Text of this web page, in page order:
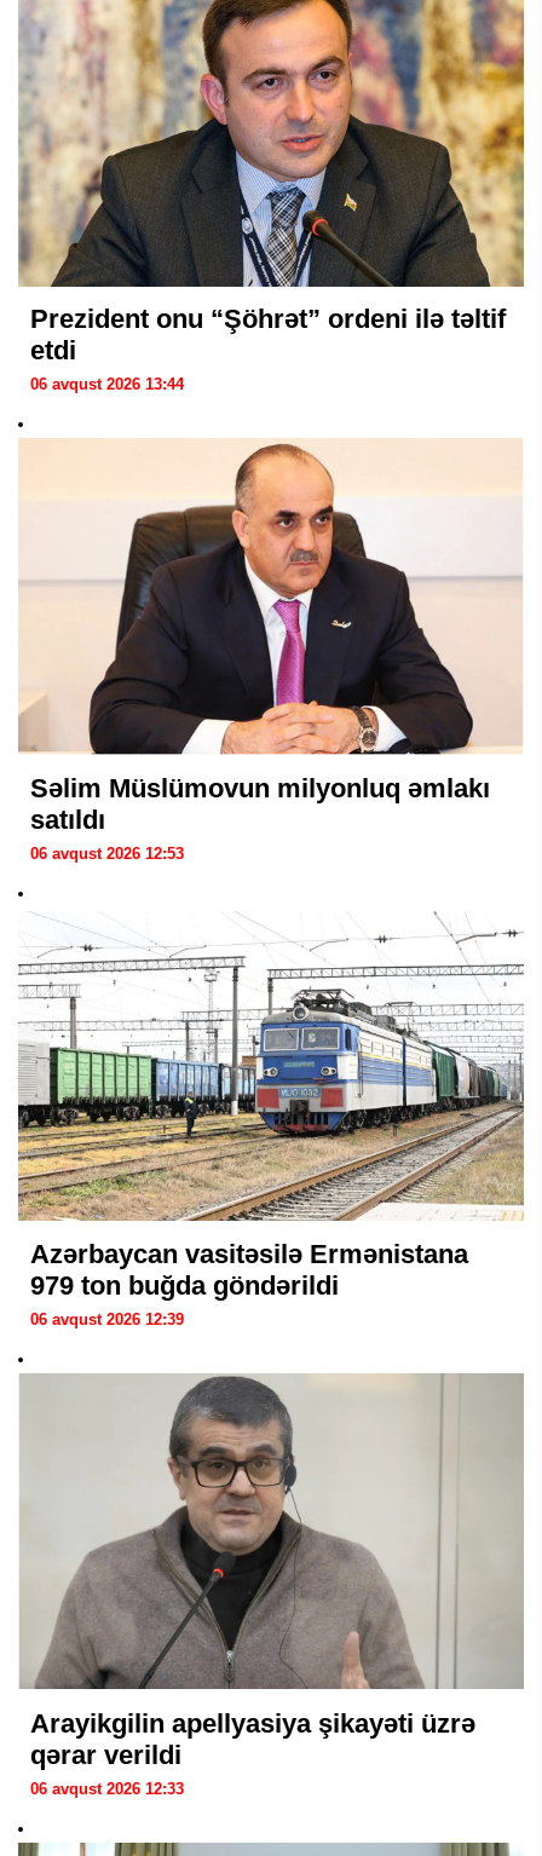
Prezident onu “Şöhrət” ordeni ilə təltif
etdi
06 avqust 2026 13:44
Səlim Müslümovun milyonluq əmlakı
satıldı
06 avqust 2026 12:53
Azərbaycan vasitəsilə Ermənistana
979 ton buğda göndərildi
06 avqust 2026 12:39
Arayikgilin apellyasiya şikayəti üzrə
qərar verildi
06 avqust 2026 12:33